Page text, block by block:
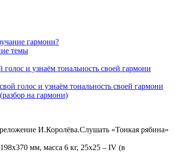
гармони?
темы
и узнаём тональность своей гармони
голос и узнаём тональность своей гармони
на гармони)
И.Королёва.Слушать «Тонкая рябина»
мм, масса 6 кг, 25х25 – IV (в